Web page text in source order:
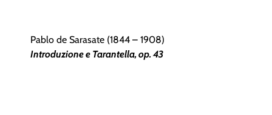
Pablo de Sarasate (1844 – 1908)
Introduzione e Tarantella, op. 43